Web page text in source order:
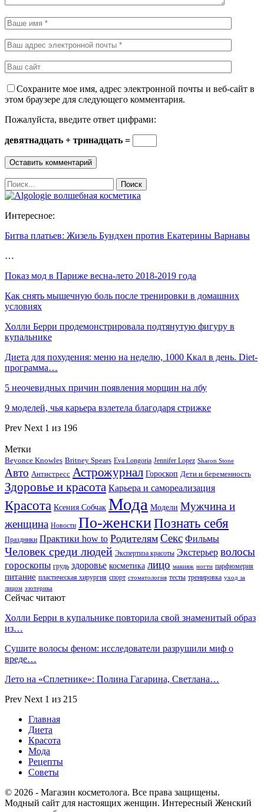
Сохраните мое имя, адрес электронной почты и веб-сайт в
этом браузере для следующего комментария.
Пожалуйста, введите ответ цифрами:
девятнадцать + тринадцать =
Интересное:
Битва платьев: Жизель Бундхен против Екатерины Варнавы
…
Показ мод в Париже весна-лето 2018-2019 года
Как снять мышечную боль после тренировки в домашних
условиях
Холли Берри продемонстрировала подтянутую фигуру в
купальнике
Диета для похудения: меню на неделю, 1000 Ккал в день. Diet-
программа…
5 неочевидных причин появления морщин на лбу
9 моделей, чья карьера взлетела благодаря стрижке
Prev Next 1 из 196
Метки
Beyonce Knowles Britney Spears Eva Longoria Jennifer Lopez Sharon Stone
Авто Антистресс Астрожурнал Гороскоп Дети и беременность
Здоровье и красота Карьера и самореализация
Красота Ксения Собчак Мода Модели Мужчина и
женщина Новости По-женскиПознать себя
Праздники Практики how to Родителям Секс Фильмы
Человек среди людей Экспертиза красоты Экстерьер волосы
гороскопы грудь здоровье косметика лицо макияж ногти парфюмерия
питание пластическая хирургия спорт стоматология тесты тренировка уход за
лицом эзотерика
Сейчас читают
Холли Берри в купальнике повторила свой знаменитый образ
из…
Сушите волосы феном: исследователи разрушили миф о
вреде…
Лето на «Сплетнике»: Полина Гагарина, Светлана…
Prev Next 1 из 215
Главная
Диета
Красота
Мода
Рецепты
Советы
© 2026 - Магазин косметолога. Все права защищены.
Модный сайт для настоящих женщин. Интересный Женский